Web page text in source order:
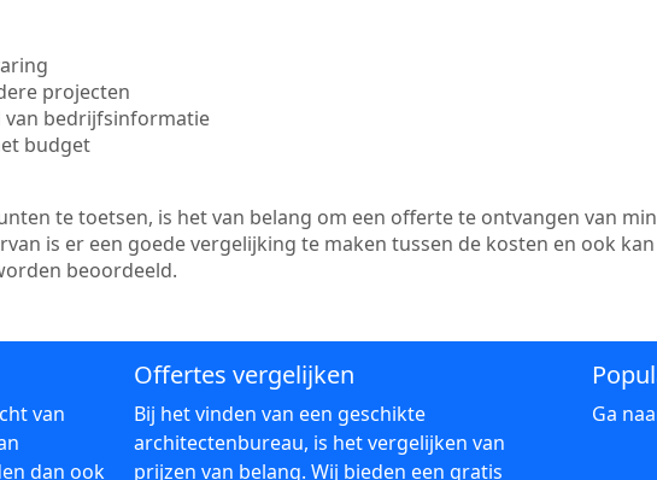
projecten
van bedrijfsinformatie
budget
te toetsen, is het van belang om een offerte te ontvangen van
is er een goede vergelijking te maken tussen de kosten en ook
beoordeeld.
van
dan ook
Offertes vergelijken
Bij het vinden van een geschikte
architectenbureau, is het vergelijken van
prijzen van belang. Wij bieden een gratis
Ga